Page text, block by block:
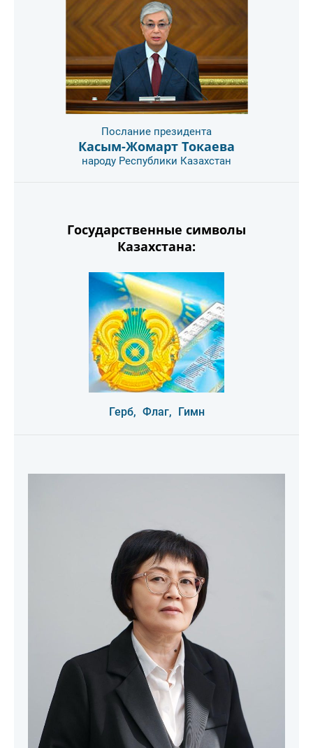
Послание президента
Касым-Жомарт Токаева
народу Республики Казахстан
Государственные символы
Казахстана:
Герб, Флаг, Гимн